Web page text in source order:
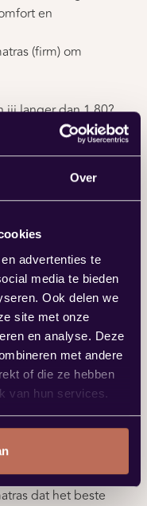
Over
advertenties te
media te bieden
Ook delen we
site met onze
en analyse. Deze
met andere
of die ze hebben
van hun services.
en
(firm) om
jij langer dan 1.80?
centimeter lang.
je boven de
gaan! Ook je
Heb jij
Kies een
bij voorkeur in
persoon.
matrassen, en
type slaper.
wat je
van allergieën, of
je postuur is,
dat het beste